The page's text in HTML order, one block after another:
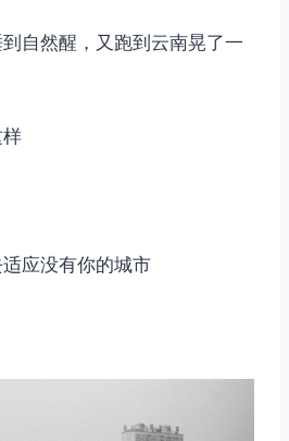
自然醒，又跑到云南晃了一
应没有你的城市